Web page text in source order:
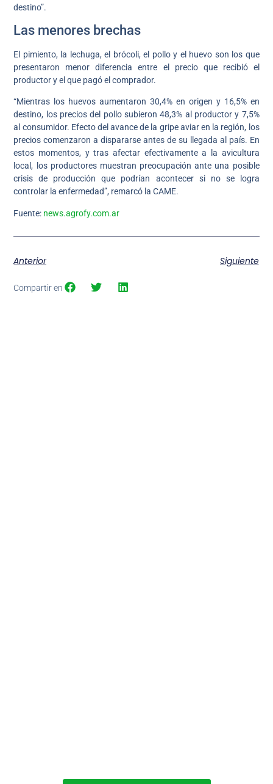
destino”.
Las menores brechas
El pimiento, la lechuga, el brócoli, el pollo y el huevo son los que
presentaron menor diferencia entre el precio que recibió el
productor y el que pagó el comprador.
“Mientras los huevos aumentaron 30,4% en origen y 16,5% en
destino, los precios del pollo subieron 48,3% al productor y 7,5%
al consumidor. Efecto del avance de la gripe aviar en la región, los
precios comenzaron a dispararse antes de su llegada al país. En
estos momentos, y tras afectar efectivamente a la avicultura
local, los productores muestran preocupación ante una posible
crisis de producción que podrían acontecer si no se logra
controlar la enfermedad”, remarcó la CAME.
Fuente: news.agrofy.com.ar
Anterior Siguiente
Compartir en